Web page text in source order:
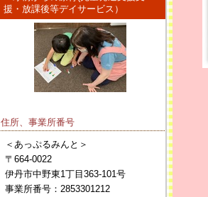
援・放課後等デイサービス）
住所、事業所番号
＜あっぷるみんと＞
〒664-0022
伊丹市中野東1丁目363-101号
事業所番号：2853301212